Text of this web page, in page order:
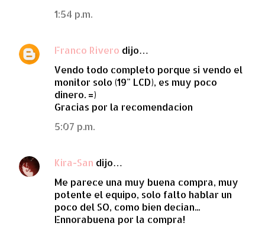
1:54 p.m.
Franco Rivero dijo…
Vendo todo completo porque si vendo el
monitor solo (19" LCD), es muy poco
dinero. =)
Gracias por la recomendacion
5:07 p.m.
Kira-San dijo…
Me parece una muy buena compra, muy
potente el equipo, solo falto hablar un
poco del SO, como bien decian...
Ennorabuena por la compra!